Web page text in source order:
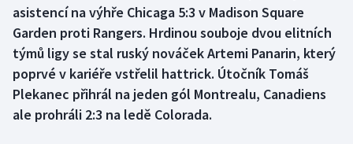
Box
Curling
Dostihy
Florbal
asistencí na výhře Chicaga 5:3 v Madison Square
Garden proti Rangers. Hrdinou souboje dvou elitních
týmů ligy se stal ruský nováček Artemi Panarin, který
poprvé v kariéře vstřelil hattrick. Útočník Tomáš
Plekanec přihrál na jeden gól Montrealu, Canadiens
ale prohráli 2:3 na ledě Colorada.